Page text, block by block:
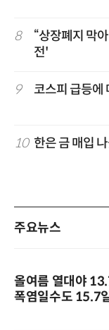
8
“상장폐지 막
전'
9 코스피 급등에
10 한은 금 매입
주요뉴스
올여름 열대야
폭염일수도 15.7